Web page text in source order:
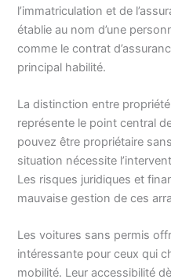
l’immatriculation et de
établie au nom d’une
comme le contrat
principal habilité.
La distinction entre
représente le point central
pouvez être propriétaire
situation nécessite
Les risques juridiques et
mauvaise gestion de ces
Les voitures sans permis
intéressante pour ceux qui
mobilité. Leur accessibilité